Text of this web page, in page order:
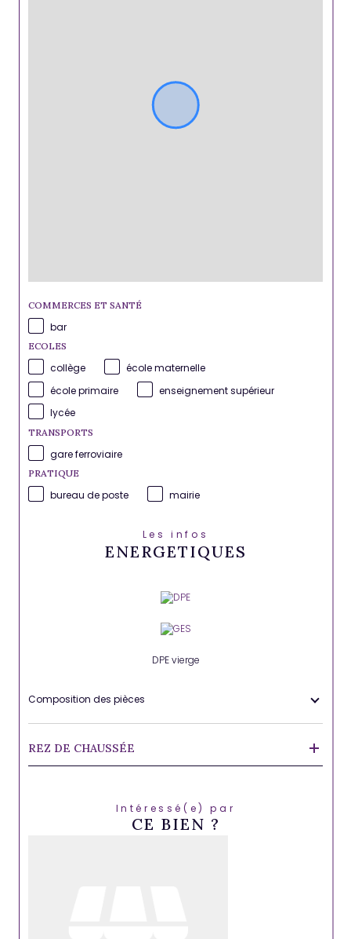
COMMERCES ET SANTÉ
bar
ECOLES
collège
école maternelle
école primaire
enseignement supérieur
lycée
TRANSPORTS
gare ferroviaire
PRATIQUE
bureau de poste mairie
Les infos
ENERGETIQUES
DPE vierge
Composition des pièces
REZ DE CHAUSSÉE
Intéressé(e) par
CE BIEN ?